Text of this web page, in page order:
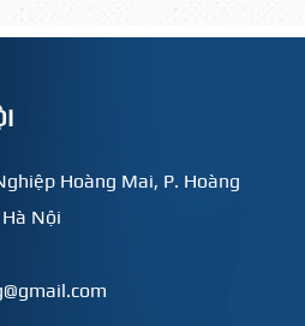
Hoàng Mai, P. Hoàng
Nội